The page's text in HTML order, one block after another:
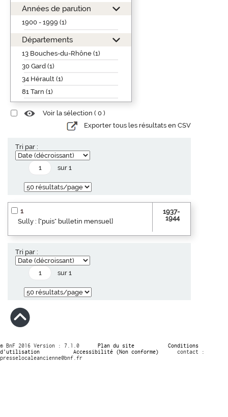
Années de parution
1900 - 1999 (1)
Départements
13 Bouches-du-Rhône (1)
30 Gard (1)
34 Hérault (1)
81 Tarn (1)
Voir la sélection ( 0 )
Exporter tous les résultats en CSV
Tri par :
sur 1
1
Sully : ["puis" bulletin mensuel]
1937-
1944
Tri par :
sur 1
© BnF 2016 Version : 7.1.0 Plan du site
Conditions
d’utilisation
Accessibilité (Non conforme)
contact :
presselocaleancienne@bnf.fr